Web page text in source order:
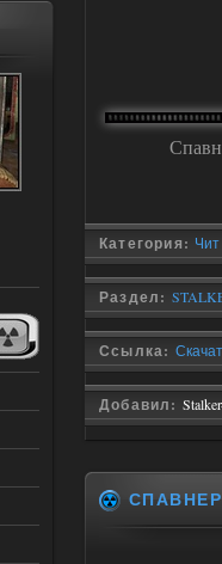
Категория:
Раздел:
Ссылка:
Добавил:
СПАВНЕР